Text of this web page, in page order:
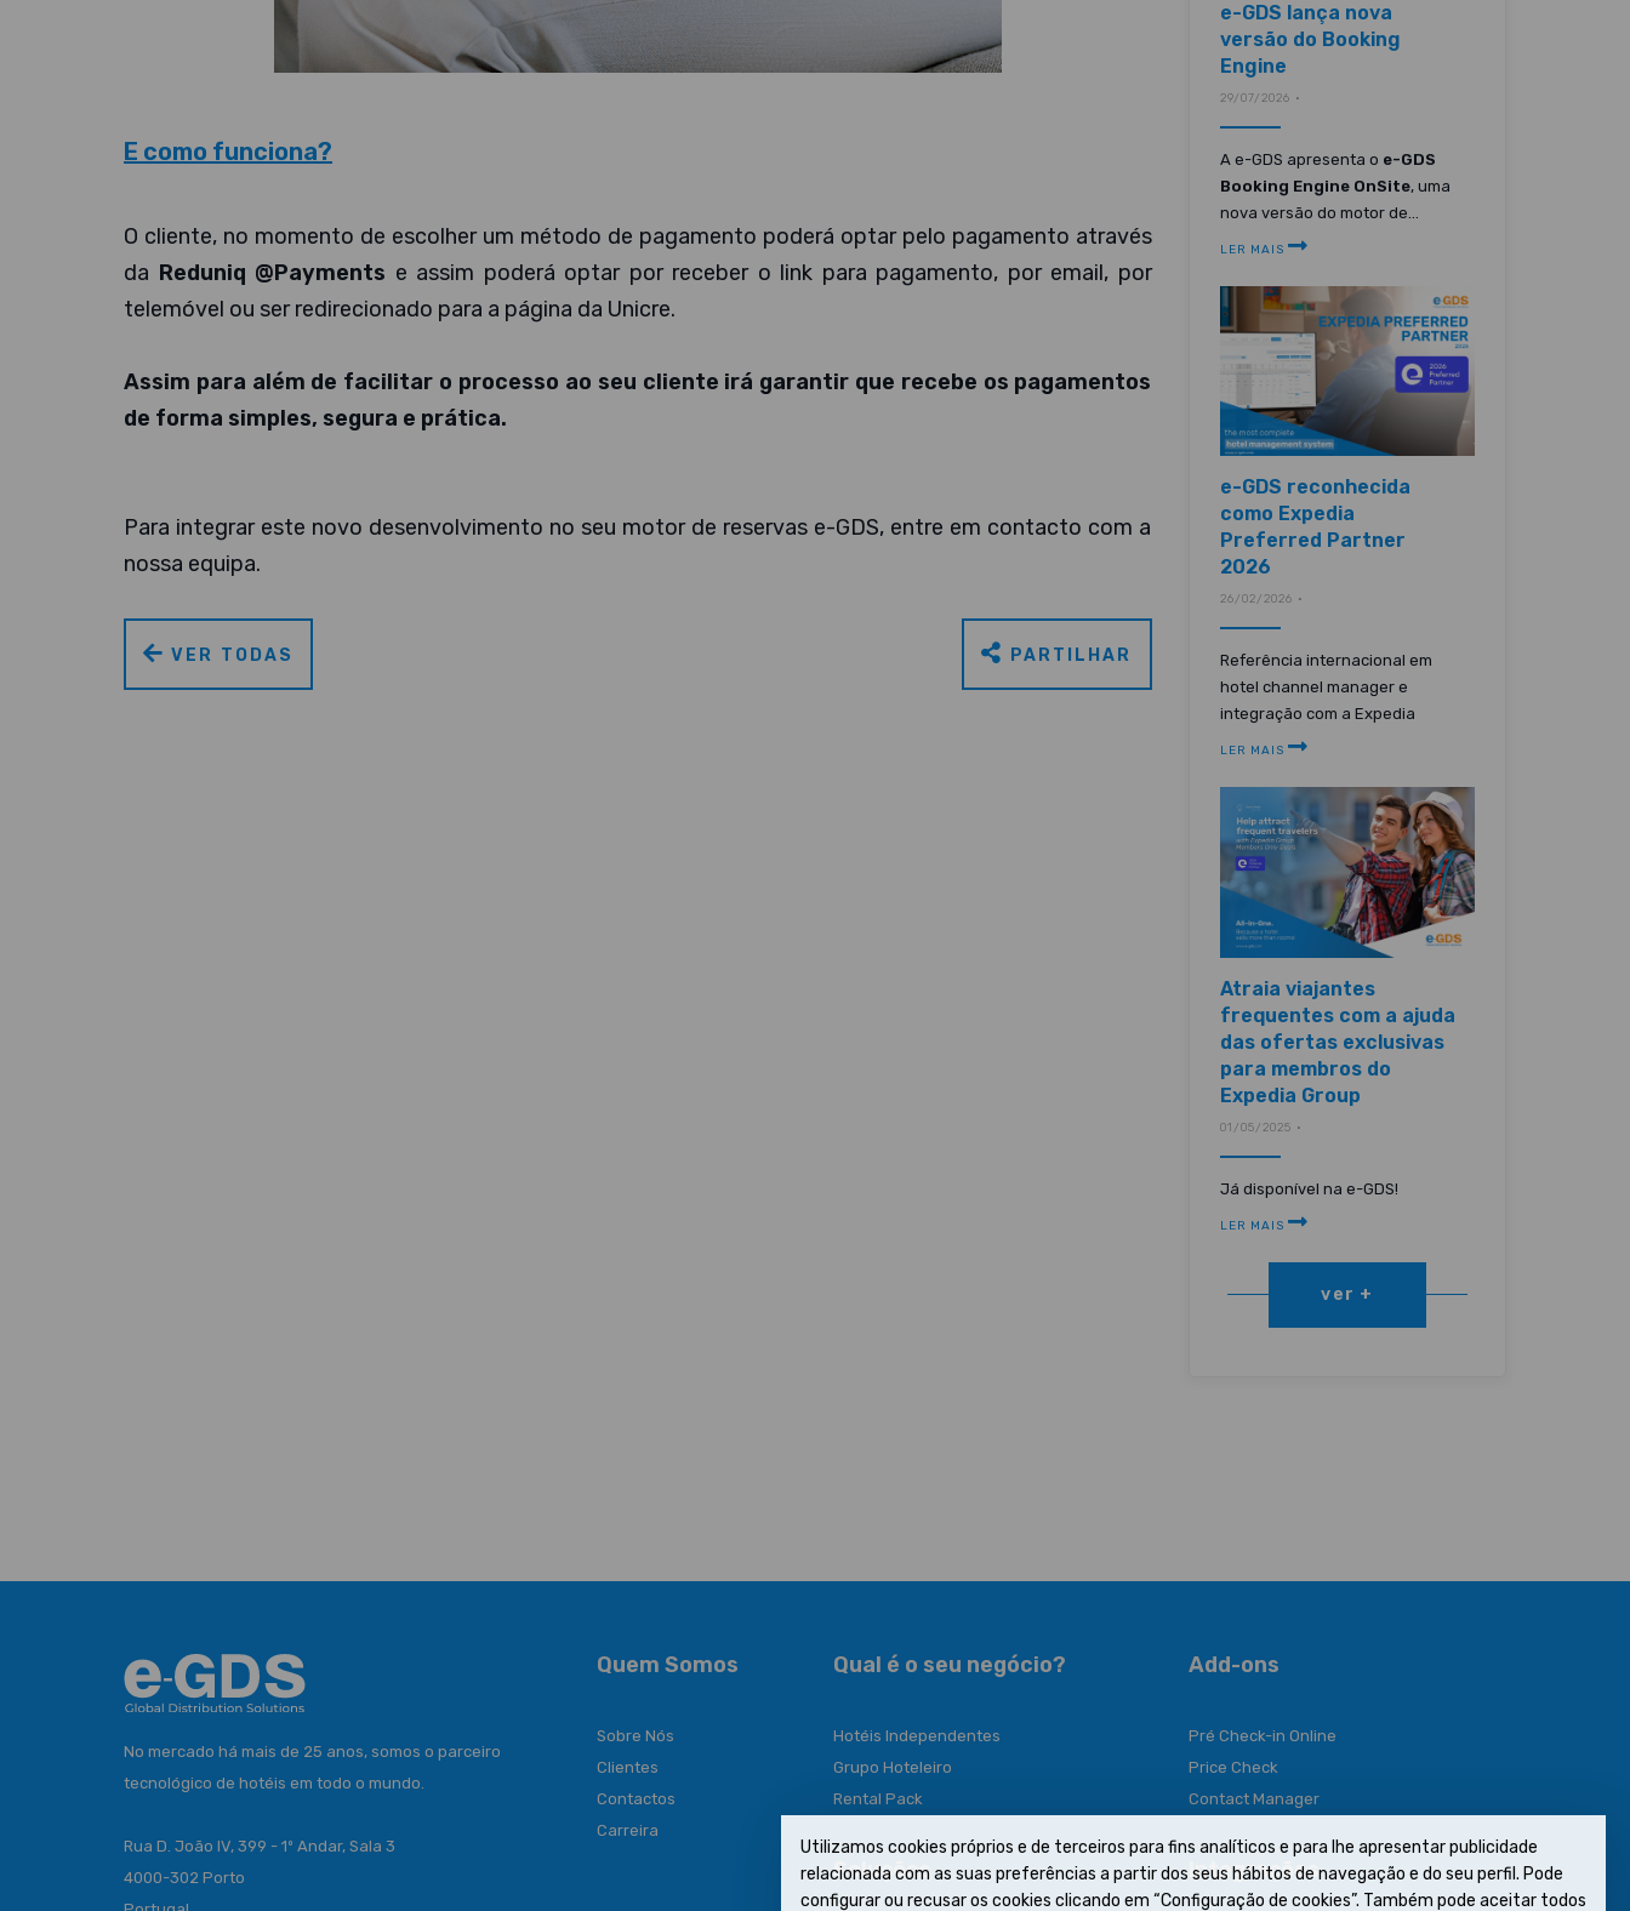
E como funciona?
O cliente, no momento de escolher um método de pagamento poderá optar pelo pagamento através
da Reduniq @Payments e assim poderá optar por receber o link para pagamento, por email, por
telemóvel ou ser redirecionado para a página da Unicre.
Assim para além de facilitar o processo ao seu cliente irá garantir que recebe os pagamentos
de forma simples, segura e prática.
Para integrar este novo desenvolvimento no seu motor de reservas e-GDS, entre em contacto com a
nossa equipa.
VER TODAS PARTILHAR
e-GDS lança nova
versão do Booking
Engine
29/07/2026 •
A e-GDS apresenta o e-GDS
Booking Engine OnSite, uma
nova versão do motor de...
LER MAIS
e-GDS reconhecida
como Expedia
Preferred Partner
2026
26/02/2026 •
Referência internacional em
hotel channel manager e
integração com a Expedia
LER MAIS
Atraia viajantes
frequentes com a ajuda
das ofertas exclusivas
para membros do
Expedia Group
01/05/2025 •
Já disponível na e-GDS!
LER MAIS
ver +
No mercado há mais de 25 anos, somos o parceiro
tecnológico de hotéis em todo o mundo.
Rua D. João IV, 399 - 1º Andar, Sala 3
4000-302 Porto
Quem Somos
Sobre Nós
Clientes
Contactos
Carreira
Qual é o seu negócio?
Hotéis Independentes
Grupo Hoteleiro
Rental Pack
Soluções
Add-ons
Pré Check-in Online
Price Check
Contact Manager
Integrações
Utilizamos cookies próprios e de terceiros para fins analíticos e para lhe apresentar publicidade
relacionada com as suas preferências a partir dos seus hábitos de navegação e do seu perfil. Pode
configurar ou recusar os cookies clicando em “Configuração de cookies”. Também pode aceitar todos